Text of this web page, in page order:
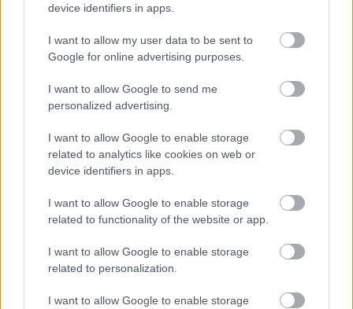
device identifiers in apps.
I want to allow my user data to be sent to
Google for online advertising purposes.
I want to allow Google to send me
personalized advertising.
I want to allow Google to enable storage
related to analytics like cookies on web or
device identifiers in apps.
I want to allow Google to enable storage
related to functionality of the website or app.
I want to allow Google to enable storage
related to personalization.
I want to allow Google to enable storage
Se også:Nordmann skal sørge for finsk suksess i
skiskyting til 2026
Salen fortsetter under
Suvi Minkkinen tok sin førte verdenscupseier samme med
BILDBYRÅN